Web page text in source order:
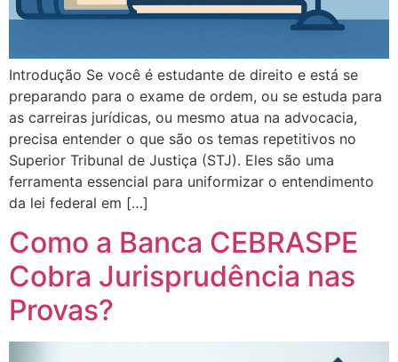
Introdução Se você é estudante de direito e está se
preparando para o exame de ordem, ou se estuda para
as carreiras jurídicas, ou mesmo atua na advocacia,
precisa entender o que são os temas repetitivos no
Superior Tribunal de Justiça (STJ). Eles são uma
ferramenta essencial para uniformizar o entendimento
da lei federal em […]
Como a Banca CEBRASPE
Cobra Jurisprudência nas
Provas?